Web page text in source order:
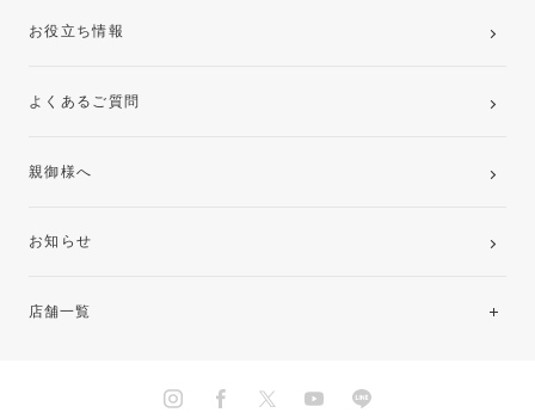
お役立ち情報
よくあるご質問
親御様へ
お知らせ
店舗一覧